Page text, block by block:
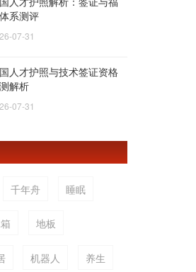
系测评
07-31
人才护照与技术签证资格
解析
07-31
千年舟 睡眠
地板
机器人 养生